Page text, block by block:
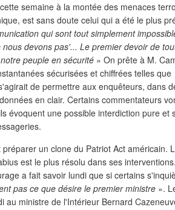
semaine à la montée des menaces
est sans doute celui qui a été le plus
qui sont tout simplement
devons pas'... Le premier devoir de
peuple en sécurité » On prête à M.
sécurisées et chiffrées telles que
de permettre aux enquêteurs, dans
en clair. Certains commentateurs
évoquent une possible interdiction pure et
un clone du Patriot Act américain.
est le plus résolu dans ses interventions.
a fait savoir lundi que si certains
pas ce que désire le premier ministre ».
au ministre de l'Intérieur Bernard